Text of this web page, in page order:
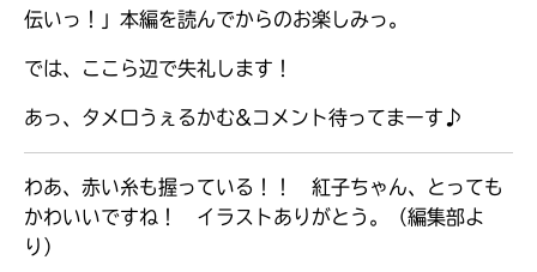
シリーズに
伝いっ！」本編を読んでからのお楽しみっ。
では、ここら辺で失礼します！
あっ、タメ口うぇるかむ&コメント待ってまーす♪
わあ、赤い糸も握っている！！ 紅子ちゃん、とっても
かわいいですね！ イラストありがとう。（編集部よ
り）